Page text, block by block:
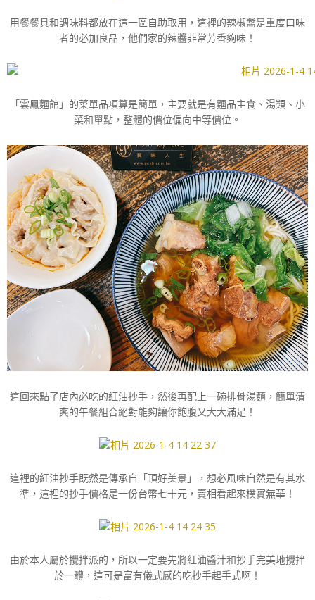
用餐餐具和調味料都放在這一區自助取用，這裡的辣椒醬是重度口味
者的必加良品，他們家的辣醬非常芳香夠味！
「雲鳳麵館」的菜單品項算是簡單，主要就是有麵品主食、湯類、小
菜和單點，整體的價位偏向中等價位。
這回來點了店內必吃的紅油抄手，然後再配上一碗排骨湯麵，簡單清
爽的午餐組合絕對能夠讓你飽腹又大大滿足！
這裡的紅油抄手既然是傳承自「頂好美景」，想必風味自然是有其水
準，這裡的抄手價格是一份台幣七十元，賣相看起來樸實無華！
由於本人屬於攪拌派的，所以一定要先將紅油醬汁和抄手完美地攪拌
於一體，這可是富有儀式感的吃抄手起手式啊！